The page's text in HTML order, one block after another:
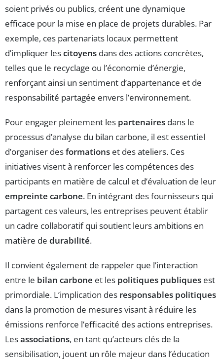
soient privés ou publics, créent une dynamique
efficace pour la mise en place de projets durables. Par
exemple, ces partenariats locaux permettent
d’impliquer lescitoyens dans des actions concrètes,
telles que le recyclage ou l’économie d’énergie,
renforçant ainsi un sentiment d’appartenance et de
responsabilité partagée envers l’environnement.
Pour engager pleinement les partenaires dans le
processus d’analyse du bilan carbone, il est essentiel
d’organiser desformations et des ateliers. Ces
initiatives visent à renforcer les compétences des
participants en matière de calcul et d’évaluation de leur
empreinte carbone. En intégrant des fournisseurs qui
partagent ces valeurs, les entreprises peuvent établir
un cadre collaboratif qui soutient leurs ambitions en
matière de durabilité.
Il convient également de rappeler que l’interaction
entre le bilan carbone et les politiques publiques est
primordiale. L’implication des responsables politiques
dans la promotion de mesures visant à réduire les
émissions renforce l’efficacité des actions entreprises.
Lesassociations, en tant qu’acteurs clés de la
sensibilisation, jouent un rôle majeur dans l’éducation